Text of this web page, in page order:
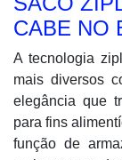
CABE NO
A tecnologia
mais diversos
elegância que
para fins
função de